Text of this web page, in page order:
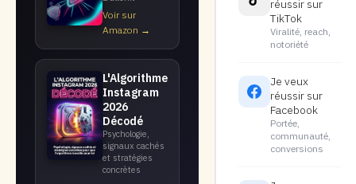
Voir sur
Amazon →
L'Algorithme
Instagram
2026
Décodé
Psychologie,
signaux cachés
et stratégies
concrètes
réussir sur
TikTok
Viralité, reach,
notoriété
Je veux
réussir sur
Facebook
Portée,
communauté,
conversions